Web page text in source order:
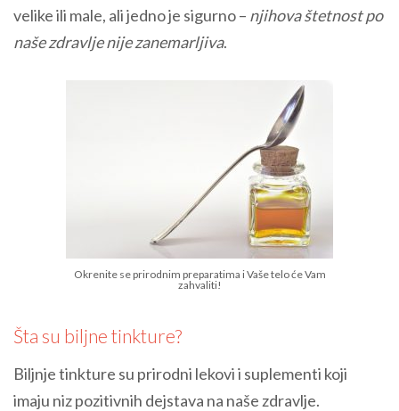
velike ili male, ali jedno je sigurno – njihova štetnost po
naše zdravlje nije zanemarljiva.
Okrenite se prirodnim preparatima i Vaše telo će Vam
zahvaliti!
Šta su biljne tinkture?
Biljnje tinkture su prirodni lekovi i suplementi koji
imaju niz pozitivnih dejstava na naše zdravlje.